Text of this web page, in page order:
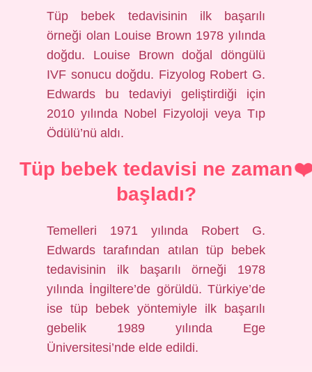
Tüp bebek tedavisinin ilk başarılı
örneği olan Louise Brown 1978 yılında
doğdu. Louise Brown doğal döngülü
IVF sonucu doğdu. Fizyolog Robert G.
Edwards bu tedaviyi geliştirdiği için
2010 yılında Nobel Fizyoloji veya Tıp
Ödülü’nü aldı.
Tüp bebek tedavisi ne zaman
başladı?
Temelleri 1971 yılında Robert G.
Edwards tarafından atılan tüp bebek
tedavisinin ilk başarılı örneği 1978
yılında İngiltere’de görüldü. Türkiye’de
ise tüp bebek yöntemiyle ilk başarılı
gebelik 1989 yılında Ege
Üniversitesi’nde elde edildi.